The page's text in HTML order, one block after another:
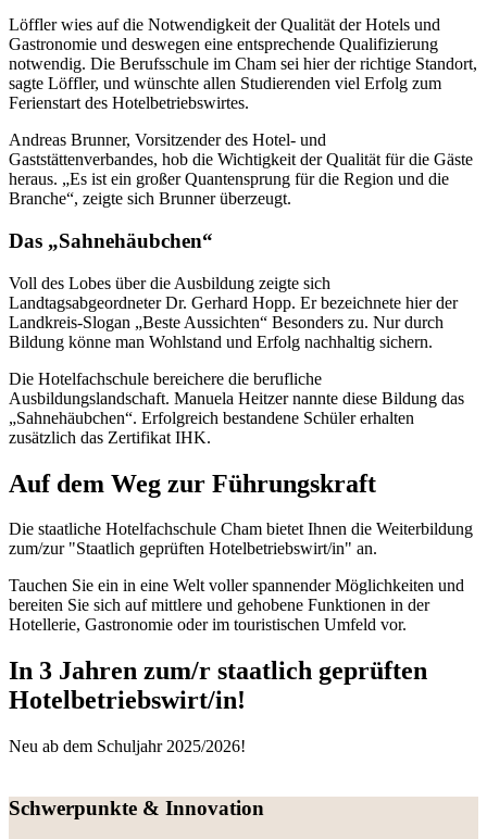
Löffler wies auf die Notwendigkeit der Qualität der Hotels und
Gastronomie und deswegen eine entsprechende Qualifizierung
notwendig. Die Berufsschule im Cham sei hier der richtige Standort,
sagte Löffler, und wünschte allen Studierenden viel Erfolg zum
Ferienstart des Hotelbetriebswirtes.
Andreas Brunner, Vorsitzender des Hotel- und
Gaststättenverbandes, hob die Wichtigkeit der Qualität für die Gäste
heraus. „Es ist ein großer Quantensprung für die Region und die
Branche“, zeigte sich Brunner überzeugt.
Das „Sahnehäubchen“
Voll des Lobes über die Ausbildung zeigte sich
Landtagsabgeordneter Dr. Gerhard Hopp. Er bezeichnete hier der
Landkreis-Slogan „Beste Aussichten“ Besonders zu. Nur durch
Bildung könne man Wohlstand und Erfolg nachhaltig sichern.
Die Hotelfachschule bereichere die berufliche
Ausbildungslandschaft. Manuela Heitzer nannte diese Bildung das
„Sahnehäubchen“. Erfolgreich bestandene Schüler erhalten
zusätzlich das Zertifikat IHK.
Auf dem Weg zur Führungskraft
Die staatliche Hotelfachschule Cham bietet Ihnen die Weiterbildung
zum/zur "Staatlich geprüften Hotelbetriebswirt/in" an.
Tauchen Sie ein in eine Welt voller spannender Möglichkeiten und
bereiten Sie sich auf mittlere und gehobene Funktionen in der
Hotellerie, Gastronomie oder im touristischen Umfeld vor.
In 3 Jahren zum/r staatlich geprüften
Hotelbetriebswirt/in!
Neu ab dem Schuljahr 2025/2026!
Schwerpunkte & Innovation